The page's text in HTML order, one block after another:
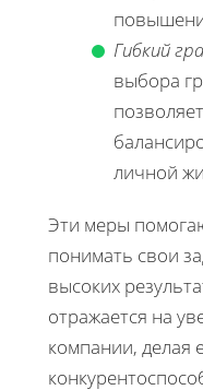
Гибкий
выбора
личной
Эти меры
понимать свои
высоких
отражается на
компании, делая